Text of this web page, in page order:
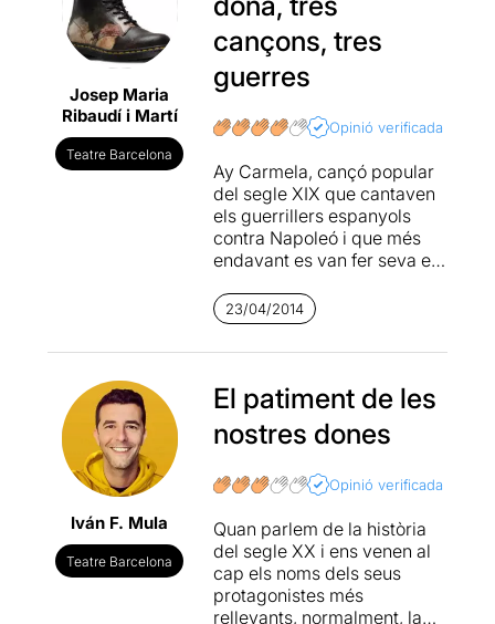
Josep Maria
Ribaudí i Martí
Teatre Barcelona
cançons, tres
guerres
Opinió verificada
Ay Carmela, cançó popular
del segle XIX que cantaven
els guerrillers espanyols
contra Napoleó i que més
endavant es van fer seva els
la guerra (in) civil espanyola,
Lilí Marlene cançó del soldat
alemany que enyorava a la
Amanda de Víctor Jara
massacrat pels sicaris del
sanguinari Pinochet. Però
intèrprets, molt ben dirigides
per Marc Chornet
interpreten moltes més
tonades i les barregen amb
històries de dones, amb
moments mot divertits,
altres dramàtics i alguns
23/04/2014
Iván F. Mula
Teatre Barcelona
El patiment de les
nostres dones
Opinió verificada
Quan parlem de la història
del segle XX i ens venen al
cap els noms dels seus
protagonistes més
rellevants, normalment, la